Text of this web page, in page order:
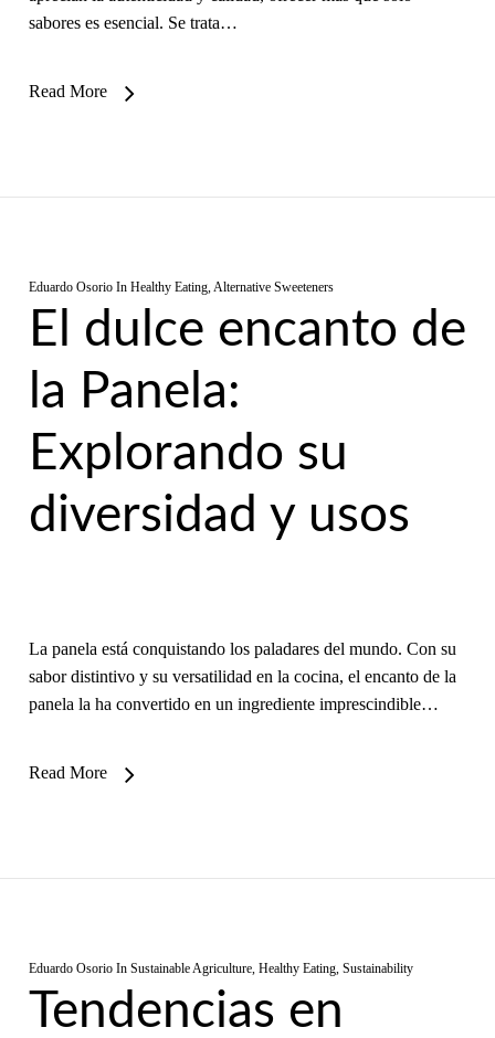
sabores es esencial. Se trata…
Read More
Eduardo Osorio In Healthy Eating,Alternative Sweeteners
El dulce encanto de
la Panela:
Explorando su
diversidad y usos
La panela está conquistando los paladares del mundo. Con su
sabor distintivo y su versatilidad en la cocina, el encanto de la
panela la ha convertido en un ingrediente imprescindible…
Read More
Eduardo Osorio In Sustainable Agriculture, Healthy Eating, Sustainability
Tendencias en